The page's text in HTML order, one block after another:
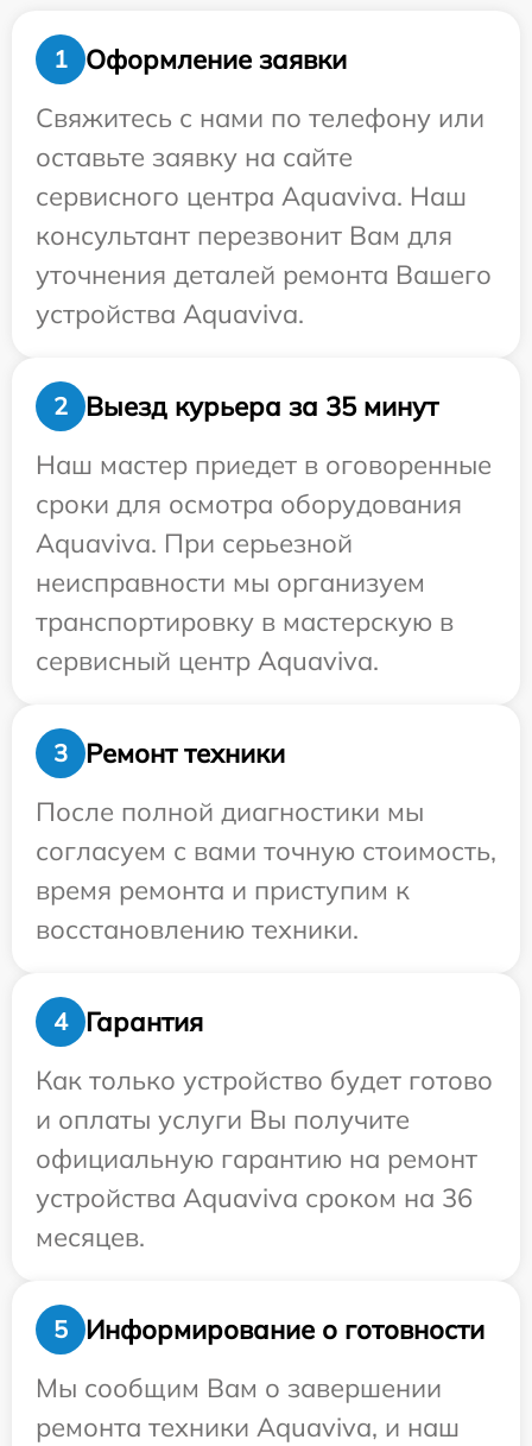
1
Оформление заявки
Свяжитесь с нами по телефону или
оставьте заявку на сайте
сервисного центра Aquaviva. Наш
консультант перезвонит Вам для
уточнения деталей ремонта Вашего
устройства Aquaviva.
2
Выезд курьера за 35 минут
Наш мастер приедет в оговоренные
сроки для осмотра оборудования
Aquaviva. При серьезной
неисправности мы организуем
транспортировку в мастерскую в
сервисный центр Aquaviva.
3
Ремонт техники
После полной диагностики мы
согласуем с вами точную стоимость,
время ремонта и приступим к
восстановлению техники.
4
Гарантия
Как только устройство будет готово
и оплаты услуги Вы получите
официальную гарантию на ремонт
устройства Aquaviva сроком на 36
месяцев.
5
Информирование о готовности
Мы сообщим Вам о завершении
ремонта техники Aquaviva, и наш